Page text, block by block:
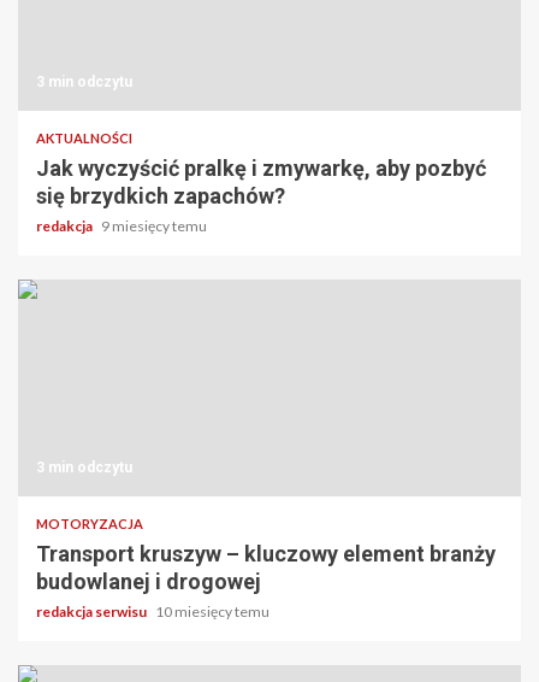
3 min odczytu
AKTUALNOŚCI
Jak wyczyścić pralkę i zmywarkę, aby pozbyć
się brzydkich zapachów?
redakcja 9 miesięcy temu
3 min odczytu
MOTORYZACJA
Transport kruszyw – kluczowy element branży
budowlanej i drogowej
redakcja serwisu 10 miesięcy temu